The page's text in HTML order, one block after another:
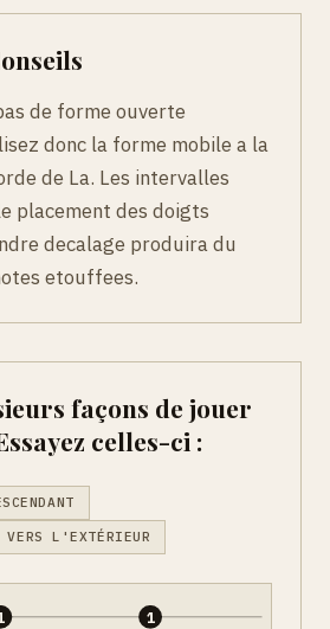
de forme ouverte
donc la forme mobile a la
de La. Les intervalles
placement des doigts
decalage produira du
etouffees.
façons de jouer
celles-ci :
L'EXTÉRIEUR
1